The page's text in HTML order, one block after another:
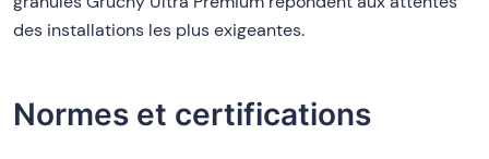
des installations les plus exigeantes.
Normes et certifications